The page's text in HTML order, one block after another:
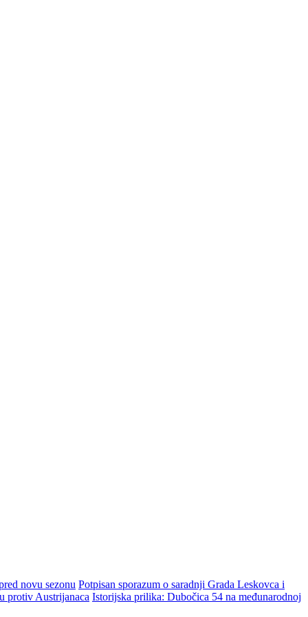
novu sezonu Potpisan sporazum o saradnji Grada Leskovca i
protiv Austrijanaca Istorijska prilika: Dubočica 54 na međunarodnoj